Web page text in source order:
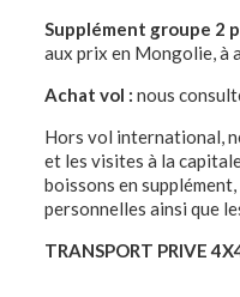
Supplément groupe 2
aux prix en Mongolie, à
Achat vol : nous
Hors vol international,
et les visites à la
boissons en
personnelles ainsi que
TRANSPORT PRIVE